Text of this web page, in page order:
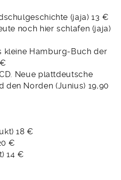
(jaja) 13 €
noch hier schlafen (jaja)
kleine Hamburg-Buch der
Neue plattdeutsche
Norden (Junius) 19,90
18 €
€
14 €